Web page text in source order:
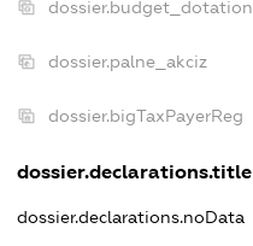
dossier.budget_dotation
dossier.palne_akciz
dossier.bigTaxPayerReg
dossier.declarations.title
dossier.declarations.noData